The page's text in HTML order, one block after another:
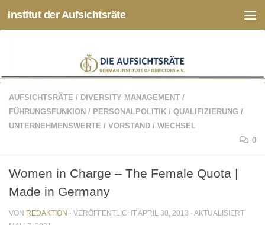
Zum Inhalt springen
Institut der Aufsichtsräte
AUFSICHTSRÄTE / DIVERSITY MANAGEMENT /
FÜHRUNGSFUNKION / PERSONALPOLITIK / QUALIFIZIERUNG /
UNTERNEHMENSWERTE / VORSTAND / WECHSEL
0
Women in Charge – The Female Quota |
Made in Germany
VON REDAKTION · VERÖFFENTLICHTAPRIL 30, 2013 · AKTUALISIERT